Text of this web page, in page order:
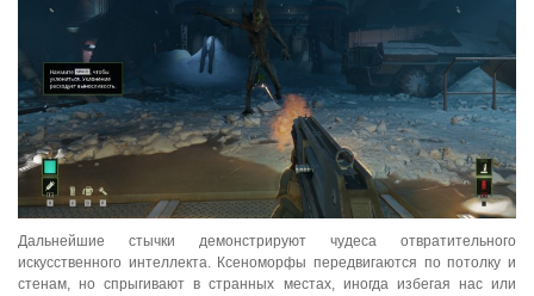
Дальнейшие стычки демонстрируют чудеса отвратительного
искусственного интеллекта. Ксеноморфы передвигаются по потолку и
стенам, но спрыгивают в странных местах, иногда избегая нас или